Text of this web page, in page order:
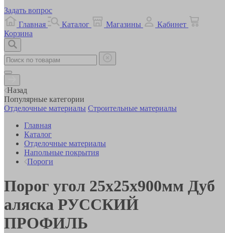
Задать вопрос
Главная
Каталог Магазины
Кабинет
Корзина
Назад
Популярные категории
Отделочные материалы Строительные материалы
Главная
Каталог
Отделочные материалы
Напольные покрытия
Пороги
Порог угол 25х25х900мм Дуб
аляска РУССКИЙ
ПРОФИЛЬ